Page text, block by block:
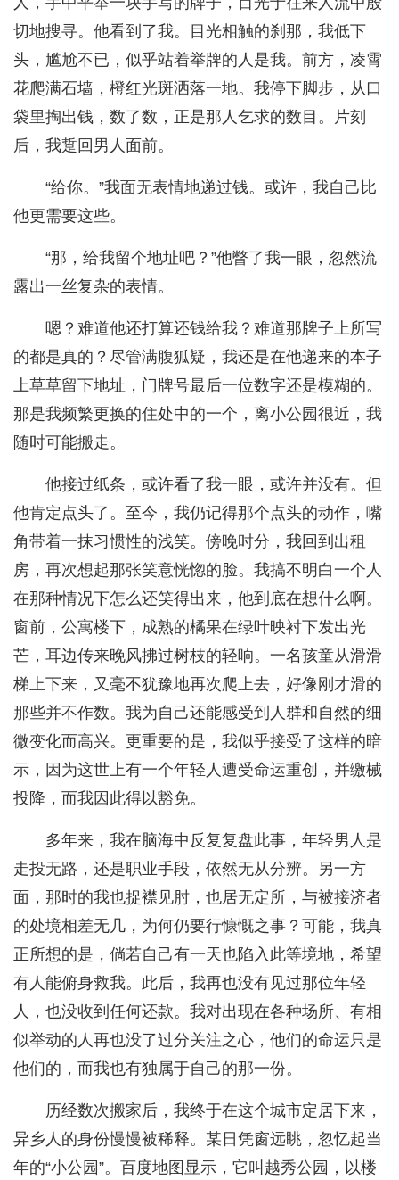
切地搜寻。他看到了我。目光相触的刹那，我低下
头，尴尬不已，似乎站着举牌的人是我。前方，凌霄
花爬满石墙，橙红光斑洒落一地。我停下脚步，从口
袋里掏出钱，数了数，正是那人乞求的数目。片刻
后，我踅回男人面前。
“给你。”我面无表情地递过钱。或许，我自己比
他更需要这些。
“那，给我留个地址吧？”他瞥了我一眼，忽然流
露出一丝复杂的表情。
嗯？难道他还打算还钱给我？难道那牌子上所写
的都是真的？尽管满腹狐疑，我还是在他递来的本子
上草草留下地址，门牌号最后一位数字还是模糊的。
那是我频繁更换的住处中的一个，离小公园很近，我
随时可能搬走。
他接过纸条，或许看了我一眼，或许并没有。但
他肯定点头了。至今，我仍记得那个点头的动作，嘴
角带着一抹习惯性的浅笑。傍晚时分，我回到出租
房，再次想起那张笑意恍惚的脸。我搞不明白一个人
在那种情况下怎么还笑得出来，他到底在想什么啊。
窗前，公寓楼下，成熟的橘果在绿叶映衬下发出光
芒，耳边传来晚风拂过树枝的轻响。一名孩童从滑滑
梯上下来，又毫不犹豫地再次爬上去，好像刚才滑的
那些并不作数。我为自己还能感受到人群和自然的细
微变化而高兴。更重要的是，我似乎接受了这样的暗
示，因为这世上有一个年轻人遭受命运重创，并缴械
投降，而我因此得以豁免。
多年来，我在脑海中反复复盘此事，年轻男人是
走投无路，还是职业手段，依然无从分辨。另一方
面，那时的我也捉襟见肘，也居无定所，与被接济者
的处境相差无几，为何仍要行慷慨之事？可能，我真
正所想的是，倘若自己有一天也陷入此等境地，希望
有人能俯身救我。此后，我再也没有见过那位年轻
人，也没收到任何还款。我对出现在各种场所、有相
似举动的人再也没了过分关注之心，他们的命运只是
他们的，而我也有独属于自己的那一份。
历经数次搬家后，我终于在这个城市定居下来，
异乡人的身份慢慢被稀释。某日凭窗远眺，忽忆起当
年的“小公园”。百度地图显示，它叫越秀公园，以楼